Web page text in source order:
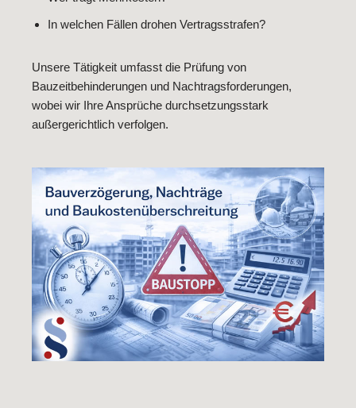
In welchen Fällen drohen Vertragsstrafen?
Unsere Tätigkeit umfasst die Prüfung von
Bauzeitbehinderungen und Nachtragsforderungen,
wobei wir Ihre Ansprüche durchsetzungsstark
außergerichtlich verfolgen.